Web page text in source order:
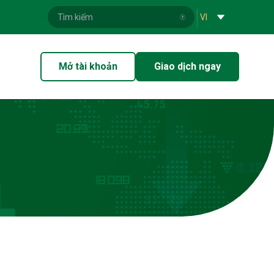
VI
Mở tài khoản Giao dịch ngay